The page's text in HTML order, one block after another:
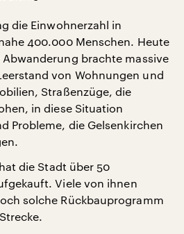
die Einwohnerzahl in
400.000 Menschen. Heute
brachte massive
von Wohnungen und
Straßenzüge, die
in diese Situation
Probleme, die Gelsenkirchen
die Stadt über 50
Viele von ihnen
solche Rückbauprogramm